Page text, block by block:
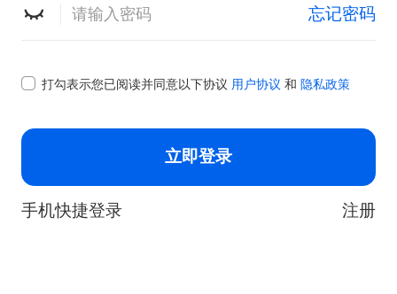
 忘记密码
 打勾表示您已阅读并同意以下协议 用户协议 和 隐私政策
立即登录
手机快捷登录 注册